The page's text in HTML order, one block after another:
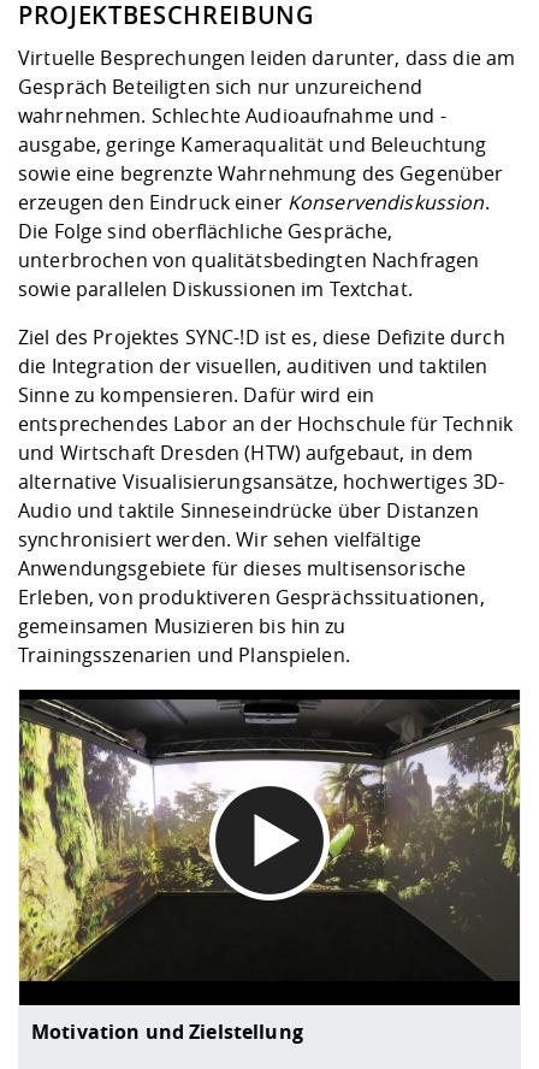
Vorbereitung
Checkliste zum
Studien- und
und Physik
Digitales Lernen
Fremdsprachen
Jobs, Praktika,
Studieren in
Lebenslagen
Studentenwerk
Angebote der
Arbeit
Career Service
Lehren,
Weiterbilden im
Formulare und
Internationale
Formulare und
FIS -
Prototyping und
Gründung und
Kooperationen
Kontakt &
Klimaschutz &
Förderverein
Gremien und
Landbau/
Maschinenbau
Angebote für
Kontakt und Anfahrt
Qualitätssicherung
PROJEKTBESCHREIBUNG
Virtuelle Besprechungen leiden darunter, dass die am
Gespräch Beteiligten sich nur unzureichend
wahrnehmen. Schlechte Audioaufnahme und -
ausgabe, geringe Kameraqualität und Beleuchtung
sowie eine begrenzte Wahrnehmung des Gegenüber
erzeugen den Eindruck einer Konservendiskussion.
Die Folge sind oberflächliche Gespräche,
unterbrochen von qualitätsbedingten Nachfragen
sowie parallelen Diskussionen im Textchat.
Ziel des Projektes SYNC-!D ist es, diese Defizite durch
die Integration der visuellen, auditiven und taktilen
Sinne zu kompensieren. Dafür wird ein
entsprechendes Labor an der Hochschule für Technik
und Wirtschaft Dresden (HTW) aufgebaut, in dem
alternative Visualisierungsansätze, hochwertiges 3D-
Audio und taktile Sinneseindrücke über Distanzen
synchronisiert werden. Wir sehen vielfältige
Anwendungsgebiete für dieses multisensorische
Erleben, von produktiveren Gesprächssituationen,
gemeinsamen Musizieren bis hin zu
Trainingsszenarien und Planspielen.
Motivation und Zielstellung
DATENSCHUTZHINWEIS
Wenn Sie unsere Vimeo-Videos abspielen, werden